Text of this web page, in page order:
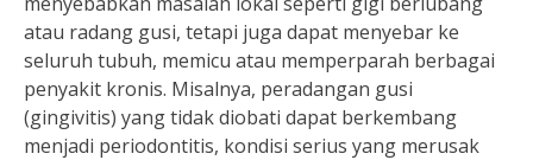
atau radang gusi, tetapi juga dapat menyebar ke
seluruh tubuh, memicu atau memperparah berbagai
penyakit kronis. Misalnya, peradangan gusi
(gingivitis) yang tidak diobati dapat berkembang
menjadi periodontitis, kondisi serius yang merusak